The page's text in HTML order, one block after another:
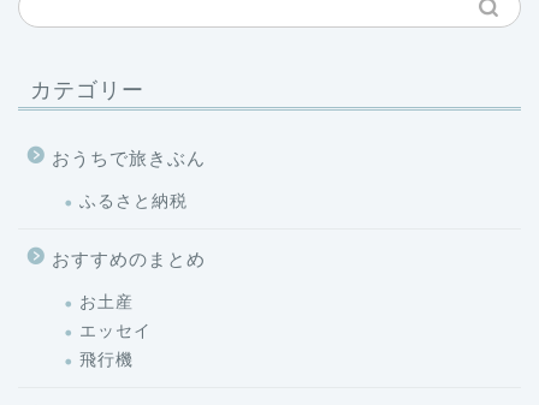
カテゴリー
おうちで旅きぶん
ふるさと納税
おすすめのまとめ
お土産
エッセイ
飛行機